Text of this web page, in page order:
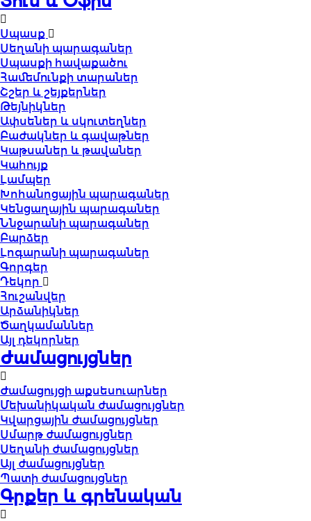
Սպասք
Սեղանի պարագաներ
Սպասքի հավաքածու
Համեմունքի տարաներ
Շշեր և շեյքերներ
Թեյնիկներ
Ափսեներ և սկուտեղներ
Բաժակներ և գավաթներ
Կաթսաներ և թավաներ
Կահույք
Լամպեր
Խոհանոցային պարագաներ
Կենցաղային պարագաներ
Ննջարանի պարագաներ
Բարձեր
Լոգարանի պարագաներ
Գորգեր
Դեկոր
Հուշանվեր
Արձանիկներ
Ծաղկամաններ
Այլ դեկորներ
Ժամացույցներ
Ժամացույցի աքսեսուարներ
Մեխանիկական ժամացույցներ
Կվարցային ժամացույցներ
Սմարթ ժամացույցներ
Սեղանի ժամացույցներ
Այլ ժամացույցներ
Պատի ժամացույցներ
Գրքեր և գրենական